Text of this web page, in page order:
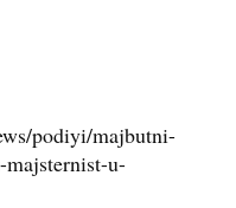
podiyi/majbutni-
u-